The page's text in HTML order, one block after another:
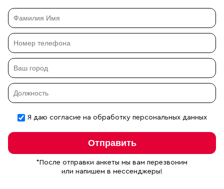
Я даю согласие на обработку персональных данных
Отправить
*После отправки анкеты мы вам перезвоним
или напишем в мессенджеры!